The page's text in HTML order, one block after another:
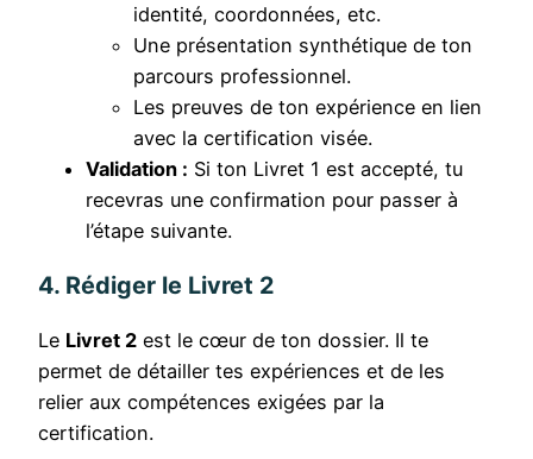
identité, coordonnées, etc.
Une présentation synthétique de ton
parcours professionnel.
Les preuves de ton expérience en lien
avec la certification visée.
Validation : Si ton Livret 1 est accepté, tu
recevras une confirmation pour passer à
l’étape suivante.
4. Rédiger le Livret 2
Le Livret 2 est le cœur de ton dossier. Il te
permet de détailler tes expériences et de les
relier aux compétences exigées par la
certification.